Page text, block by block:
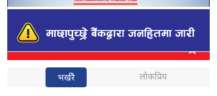
भर्खरै लोकप्रिय